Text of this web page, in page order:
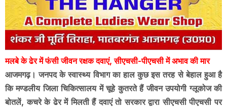
मलबे के ढेर में फंसी जीवन रक्षक दवाएं, सीएचसी-पीएचसी में अभाव की मार
आजमगढ़। जनपद के स्वास्थ्य विभाग का हाल कुछ इस तरह से बेहाल हुआ है
कि मण्डलीय जिला चिकित्सालय में चूहे कुतरते हैं जीवन उपयोगी ग्लूकोज की
बोतलें, कचरे के ढेर में मिलती हैं दवाएं तो सरकार द्वारा सीएचसी पीएचसी पर